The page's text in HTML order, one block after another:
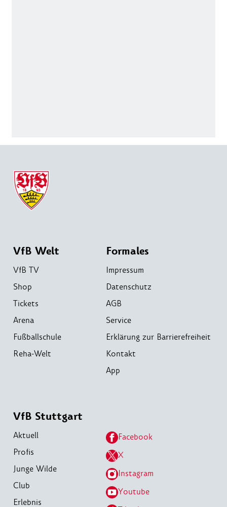
VfB Welt
VfB TV
Shop
Tickets
Arena
Fußballschule
Reha-Welt
Formales
Impressum
Datenschutz
AGB
Service
Erklärung zur Barrierefreiheit
Kontakt
App
VfB Stuttgart
Aktuell
Profis
Junge Wilde
Club
Erlebnis
Facebook
X
Instagram
Youtube